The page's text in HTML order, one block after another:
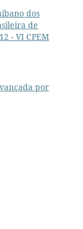
dos
de
- VI CPEM
por